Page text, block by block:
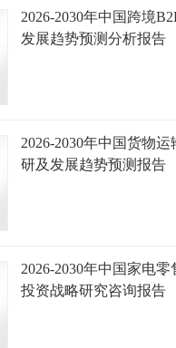
2026-2030年中国跨境
发展趋势预测分析报告
2026-2030年中国货物
研及发展趋势预测报告
2026-2030年中国家电
投资战略研究咨询报告